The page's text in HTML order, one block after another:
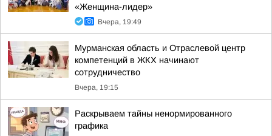
«Женщина-лидер»
Вчера, 19:49
Мурманская область и Отраслевой центр
компетенций в ЖКХ начинают
сотрудничество
Вчера, 19:15
Раскрываем тайны ненормированного
графика